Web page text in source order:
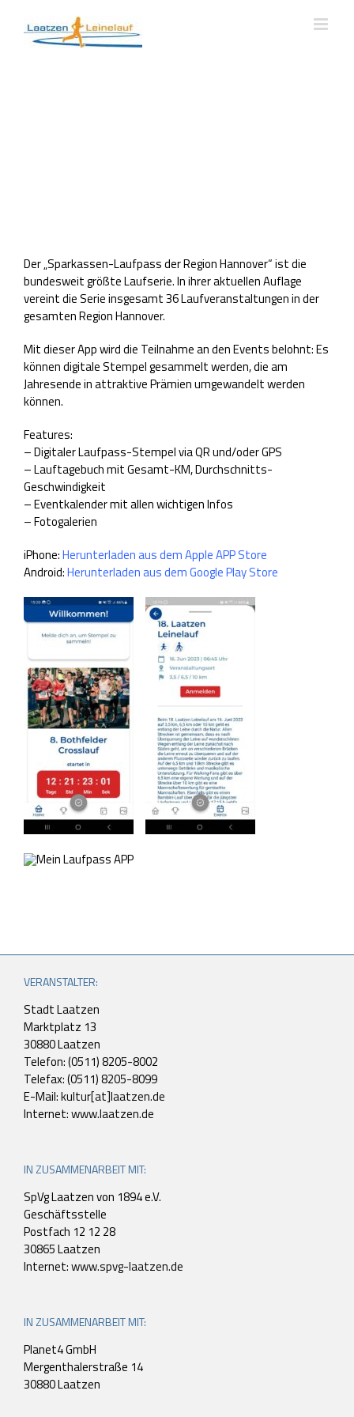
Inhalt
springen
Der „Sparkassen-Laufpass der Region Hannover“ ist die
bundesweit größte Laufserie. In ihrer aktuellen Auflage
vereint die Serie insgesamt 36 Laufveranstaltungen in der
gesamten Region Hannover.
Mit dieser App wird die Teilnahme an den Events belohnt: Es
können digitale Stempel gesammelt werden, die am
Jahresende in attraktive Prämien umgewandelt werden
können.
Features:
– Digitaler Laufpass-Stempel via QR und/oder GPS
– Lauftagebuch mit Gesamt-KM, Durchschnitts-
Geschwindigkeit
– Eventkalender mit allen wichtigen Infos
– Fotogalerien
iPhone:Herunterladen aus dem Apple APP Store
Android:Herunterladen aus dem Google Play Store
VERANSTALTER:
Stadt Laatzen
Marktplatz 13
30880 Laatzen
Telefon: (0511) 8205-8002
Telefax: (0511) 8205-8099
E-Mail:kultur[at]laatzen.de
Internet:www.laatzen.de
IN ZUSAMMENARBEIT MIT:
SpVg Laatzen von 1894 e.V.
Geschäftsstelle
Postfach 12 12 28
30865 Laatzen
Internet:www.spvg-laatzen.de
IN ZUSAMMENARBEIT MIT:
Planet4 GmbH
Mergenthalerstraße 14
30880 Laatzen